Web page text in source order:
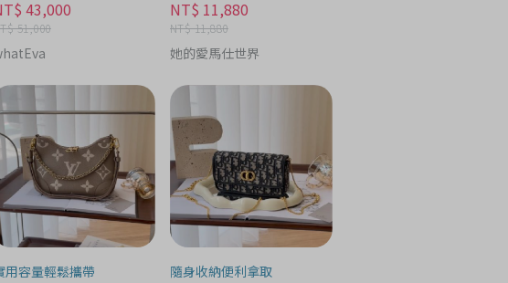
尚分期
43,000
51,000
NT$ 11,880
NT$ 11,880
她的愛馬仕世界
用容量輕鬆攜帶 隨身收納便利拿取